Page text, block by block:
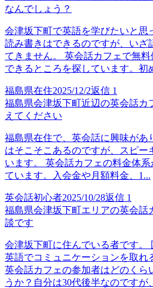
なんでしょう？
会津坂下町で英語を学びたいと思
読み書きはできるのですが、いざ
てきません。 英会話カフェで無
できるところを探しています。初
福島県在住2025/12/2返信 1
福島県会津坂下町近辺の英会話カ
えてください
福島県在住で、英会話に興味があ
はそこそこあるのですが、スピー
います。 英会話カフェの料金体
ています。入会金や月額料金、1...
英会話初心者2025/10/28返信 1
福島県会津坂下町エリアの英会話
談です
会津坂下町に住んでいる者です。
英語でコミュニケーションを取れ
英会話カフェの参加者はどのくら
うか？自分は30代後半なのですが